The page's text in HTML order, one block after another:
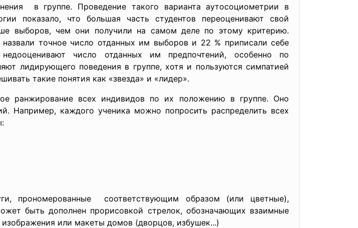
в группе. Проведение такого варианта аутосоциометрии в
показало, что большая часть студентов переоценивают свой
выборов, чем они получили на самом деле по этому критерию.
точное число отданных им выборов и 22 % приписали себе
число отданных им предпочтений, особенно по
лидирующего поведения в группе, хотя и пользуются симпатией
такие понятия как «звезда» и «лидер».
ранжирование всех индивидов по их положению в группе. Оно
Например, каждого ученика можно попросить распределить всех
прономерованные соответствующим образом (или цветные),
быть дополнен прорисовкой стрелок, обозначающих взаимные
или макеты домов (дворцов, избушек...)